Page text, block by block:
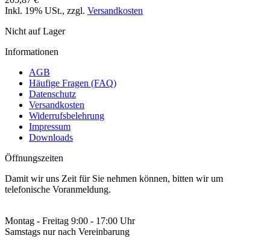
Inkl. 19% USt., zzgl. Versandkosten
Nicht auf Lager
Informationen
AGB
Häufige Fragen (FAQ)
Datenschutz
Versandkosten
Widerrufsbelehrung
Impressum
Downloads
Öffnungszeiten
Damit wir uns Zeit für Sie nehmen können, bitten wir um
telefonische Voranmeldung.
Montag - Freitag 9:00 - 17:00 Uhr
Samstags nur nach Vereinbarung